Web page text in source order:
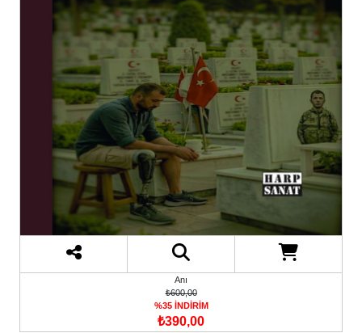
Anı
₺600,00
%35 İNDİRİM
₺390,00